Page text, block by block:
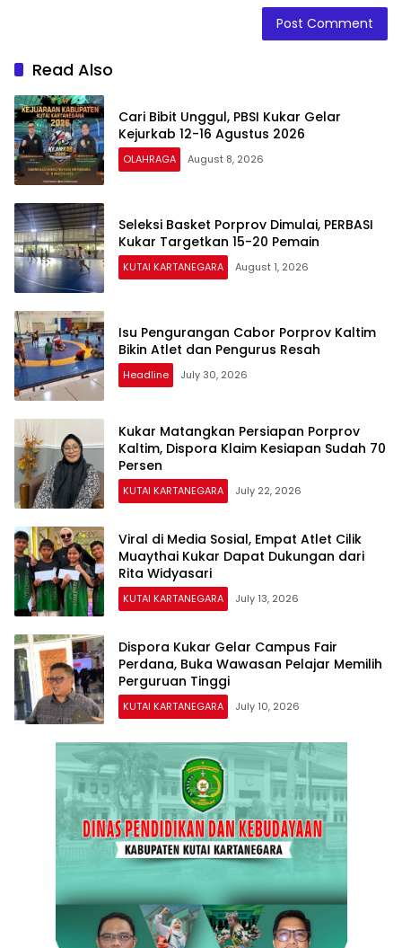
Read Also
Cari Bibit Unggul, PBSI Kukar Gelar
Kejurkab 12-16 Agustus 2026
OLAHRAGA August 8, 2026
Seleksi Basket Porprov Dimulai, PERBASI
Kukar Targetkan 15-20 Pemain
KUTAI KARTANEGARA August 1, 2026
Isu Pengurangan Cabor Porprov Kaltim
Bikin Atlet dan Pengurus Resah
Headline July 30, 2026
Kukar Matangkan Persiapan Porprov
Kaltim, Dispora Klaim Kesiapan Sudah 70
Persen
KUTAI KARTANEGARA July 22, 2026
Viral di Media Sosial, Empat Atlet Cilik
Muaythai Kukar Dapat Dukungan dari
Rita Widyasari
KUTAI KARTANEGARA July 13, 2026
Dispora Kukar Gelar Campus Fair
Perdana, Buka Wawasan Pelajar Memilih
Perguruan Tinggi
KUTAI KARTANEGARA July 10, 2026